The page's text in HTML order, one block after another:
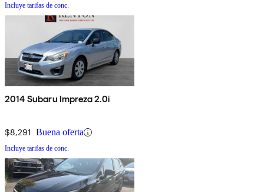
Incluye tarifas de conc.
2014 Subaru Impreza 2.0i
$8,291 Buena oferta
Incluye tarifas de conc.